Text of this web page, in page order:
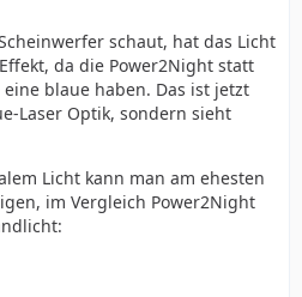
schaut, hat das Licht
da die Power2Night statt
blaue haben. Das ist jetzt
Laser Optik, sondern sieht
Licht kann man am ehesten
im Vergleich Power2Night